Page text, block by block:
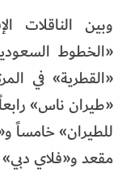
مقعد و«فلاي دبي»